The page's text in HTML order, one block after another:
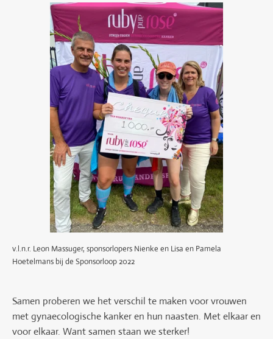
v.l.n.r. Leon Massuger, sponsorlopers Nienke en Lisa en Pamela
Hoetelmans bij de Sponsorloop 2022
Samen proberen we het verschil te maken voor vrouwen
met gynaecologische kanker en hun naasten. Met elkaar en
voor elkaar. Want samen staan we sterker!